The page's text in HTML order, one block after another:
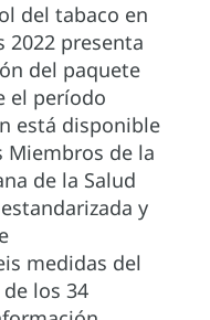
del tabaco en
2022 presenta
del paquete
el período
está disponible
Miembros de la
de la Salud
y
medidas del
los 34